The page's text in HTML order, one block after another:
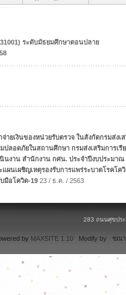
ระดับมัธยมศึกษาตอนปลาย
ายเงินของหน่วยรับตรวจ ในสังกัดกรมส่
ปลอดภัยในสถานศึกษา กรมส่งเสริมการเรี
นงาน สำนักงาน กศน. ประจำปีงบประมาณ
แผนเผชิญเหตุรองรับการแพร่ระบาดโรคโ
มือโควิด-19 23 / ธ.ค. / 2563
283 ถนนศุขปร
by MAXSITE 1.10 Modify by ชณา